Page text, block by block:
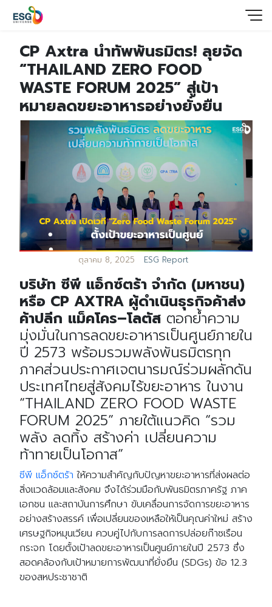
CP Axtra นำทัพพันธมิตร! ลุยจัด
“THAILAND ZERO FOOD
WASTE FORUM 2025” สู่เป้า
หมายลดขยะอาหารอย่างยั่งยืน
ตุลาคม 8, 2025 ESG Report
บริษัท ซีพี แอ็กซ์ตร้า จำกัด (มหาชน)
หรือ CP AXTRA ผู้ดำเนินธุรกิจค้าส่ง
ค้าปลีก แม็คโคร–โลตัส ตอกย้ำความ
มุ่งมั่นในการลดขยะอาหารเป็นศูนย์ภายใน
ปี 2573 พร้อมรวมพลังพันธมิตรทุก
ภาคส่วนประกาศเจตนารมณ์ร่วมผลักดัน
ประเทศไทยสู่สังคมไร้ขยะอาหาร ในงาน
“THAILAND ZERO FOOD WASTE
FORUM 2025” ภายใต้แนวคิด “รวม
พลัง ลดทิ้ง สร้างค่า เปลี่ยนความ
ท้าทายเป็นโอกาส”
ซีพี แอ็กซ์ตร้า ให้ความสำคัญกับปัญหาขยะอาหารที่ส่งผลต่อ
สิ่งแวดล้อมและสังคม จึงได้ร่วมมือกับพันธมิตรภาครัฐ ภาค
เอกชน และสถาบันการศึกษา ขับเคลื่อนการจัดการขยะอาหาร
อย่างสร้างสรรค์ เพื่อเปลี่ยนของเหลือให้เป็นคุณค่าใหม่ สร้าง
เศรษฐกิจหมุนเวียน ควบคู่ไปกับการลดการปล่อยก๊าซเรือน
กระจก โดยตั้งเป้าลดขยะอาหารเป็นศูนย์ภายในปี 2573 ซึ่ง
สอดคล้องกับเป้าหมายการพัฒนาที่ยั่งยืน (SDGs) ข้อ 12.3
ของสหประชาชาติ